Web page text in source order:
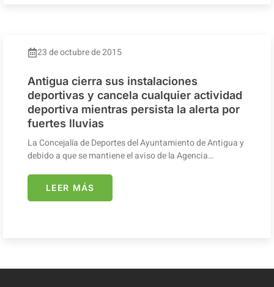
23 de octubre de 2015
Antigua cierra sus instalaciones
deportivas y cancela cualquier actividad
deportiva mientras persista la alerta por
fuertes lluvias
La Concejalía de Deportes del Ayuntamiento de Antigua y
debido a que se mantiene el aviso de la Agencia…
LEER MÁS